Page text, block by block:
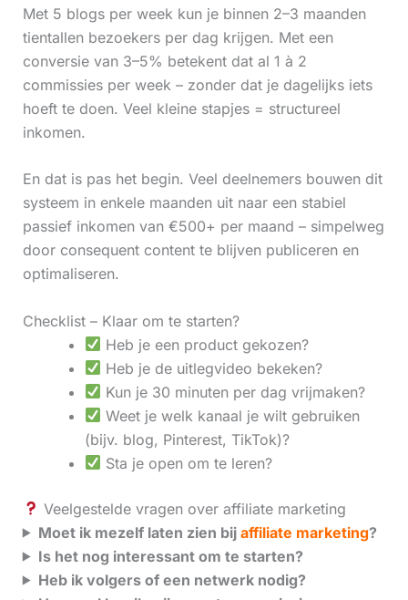
Met 5 blogs per week kun je binnen 2–3 maanden
tientallen bezoekers per dag krijgen. Met een
conversie van 3–5% betekent dat al 1 à 2
commissies per week – zonder dat je dagelijks iets
hoeft te doen. Veel kleine stapjes = structureel
inkomen.
En dat is pas het begin. Veel deelnemers bouwen dit
systeem in enkele maanden uit naar een stabiel
passief inkomen van €500+ per maand – simpelweg
door consequent content te blijven publiceren en
optimaliseren.
Checklist – Klaar om te starten?
Heb je een product gekozen?
Heb je de uitlegvideo bekeken?
Kun je 30 minuten per dag vrijmaken?
Weet je welk kanaal je wilt gebruiken
(bijv. blog, Pinterest, TikTok)?
Sta je open om te leren?
Veelgestelde vragen over affiliate marketing
Moet ik mezelf laten zien bij affiliate marketing?
Is het nog interessant om te starten?
Heb ik volgers of een netwerk nodig?